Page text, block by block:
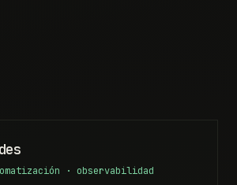
· observabilidad